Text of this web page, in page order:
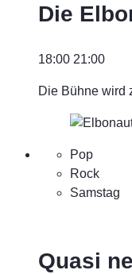
Die
18:00 21:00
Die Bühne wird
Pop
Rock
Samstag
Quasi